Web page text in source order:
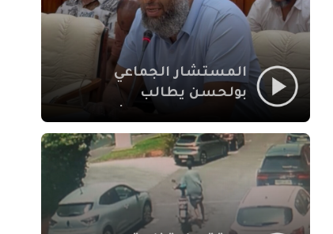
العزوزية
المستشار الجماعي
بولحسن يطالب
أشغال شارع علال
الفاسي بمراكش